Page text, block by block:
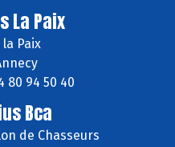
La Paix
la Paix
80 94 50 40
Bca
de Chasseurs